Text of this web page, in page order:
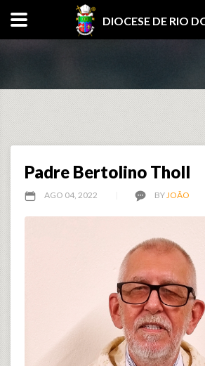
DIOCESE DE RIO
Padre Bertolino Tholl
AGO 04, 2022 BYJOÃO